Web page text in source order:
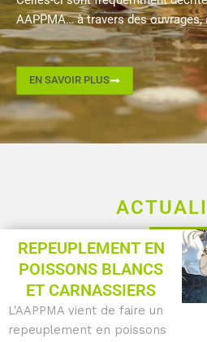
AAPPMA… à travers des
EN SAVOIR PLUS
REPEUPLEMENT EN
POISSONS BLANCS
ET CARNASSIERS
L'AAPPMA vient de faire un
repeuplement en poissons
Page